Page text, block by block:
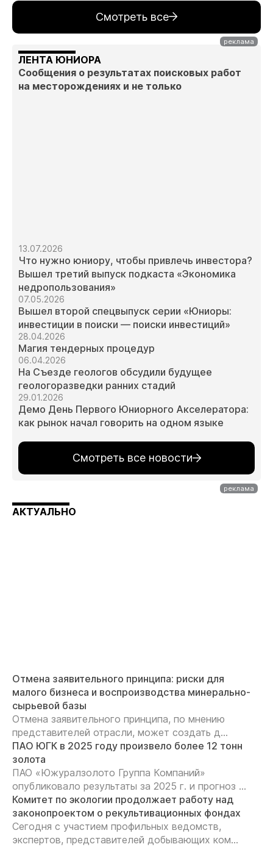
Смотреть все
ЛЕНТА ЮНИОРА
Сообщения о результатах поисковых работ
на месторождениях и не только
13.07.2026
Что нужно юниору, чтобы привлечь инвестора?
Вышел третий выпуск подкаста «Экономика
недропользования»
07.05.2026
Вышел второй спецвыпуск серии «Юниоры:
инвестиции в поиски — поиски инвестиций»
28.04.2026
Магия тендерных процедур
06.04.2026
На Съезде геологов обсудили будущее
геологоразведки ранних стадий
29.01.2026
Демо День Первого Юниорного Акселератора:
как рынок начал говорить на одном языке
Смотреть все новости
АКТУАЛЬНО
Отмена заявительного принципа: риски для
малого бизнеса и воспроизводства минерально-
сырьевой базы
Отмена заявительного принципа, по мнению
представителей отрасли, может создать д...
ПАО ЮГК в 2025 году произвело более 12 тонн
золота
ПАО «Южуралзолото Группа Компаний»
опубликовало результаты за 2025 г. и прогноз ...
Комитет по экологии продолжает работу над
законопроектом о рекультивационных фондах
Сегодня с участием профильных ведомств,
экспертов, представителей добывающих ком...